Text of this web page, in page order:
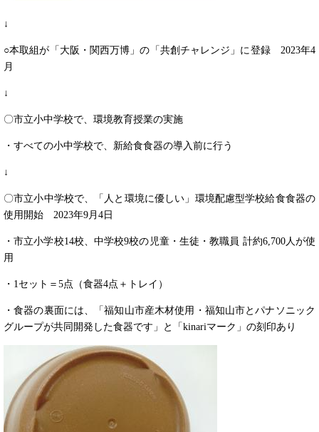
↓
○本取組が「大阪・関西万博」の「共創チャレンジ」に登録 2023年4
月
↓
〇市立小中学校で、環境教育授業の実施
・すべての小中学校で、新給食食器の導入前に行う
↓
〇市立小中学校で、「人と環境に優しい」環境配慮型学校給食食器の
使用開始 2023年9月4日
・市立小学校14校、中学校9校の児童・生徒・教職員 計約6,700人が使
用
・1セット＝5点（食器4点＋トレイ）
・食器の裏面には、「福知山市産木材使用・福知山市とパナソニック
グループが共同開発した食器です」と「kinariマーク」の刻印あり